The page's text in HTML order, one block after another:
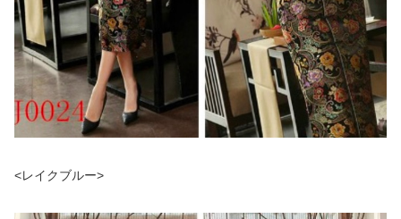
<レイクブルー>